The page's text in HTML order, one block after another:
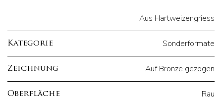
Aus Hartweizengriess
Kategorie Sonderformate
Zeichnung Auf Bronze gezogen
Oberfläche Rau